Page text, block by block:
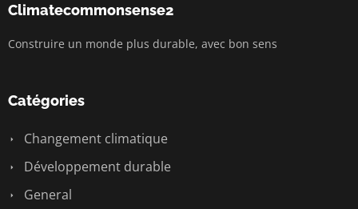
Climatecommonsense2
Construire un monde plus durable, avec bon sens
Catégories
Changement climatique
Développement durable
General